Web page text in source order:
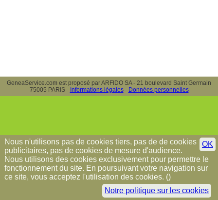
GeneaService.com est proposé par ARFIDO SA - 21 boulevard Saint Germain
75005 PARIS - Informations légales- Données personnelles
OK
Nous n'utilisons pas de cookies tiers, pas de de cookies
publicitaires, pas de cookies de mesure d'audience.
Nous utilisons des cookies exclusivement pour permettre le
fonctionnement du site. En poursuivant votre navigation sur
ce site, vous acceptez l'utilisation des cookies. (
Notre politique sur les cookies
)